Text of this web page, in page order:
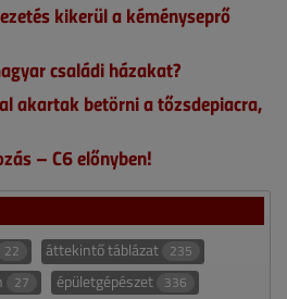
kikerül a kéményseprő
családi házakat?
akartak betörni a tőzsdepiacra,
– C6 előnyben!
22 áttekintő táblázat 235
27 épületgépészet 336